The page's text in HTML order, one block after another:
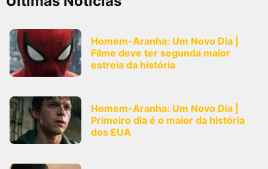
Homem-Aranha: Um Novo Dia |
Filme deve ter segunda maior
estreia da história
Homem-Aranha: Um Novo Dia |
Primeiro dia é o maior da história
dos EUA